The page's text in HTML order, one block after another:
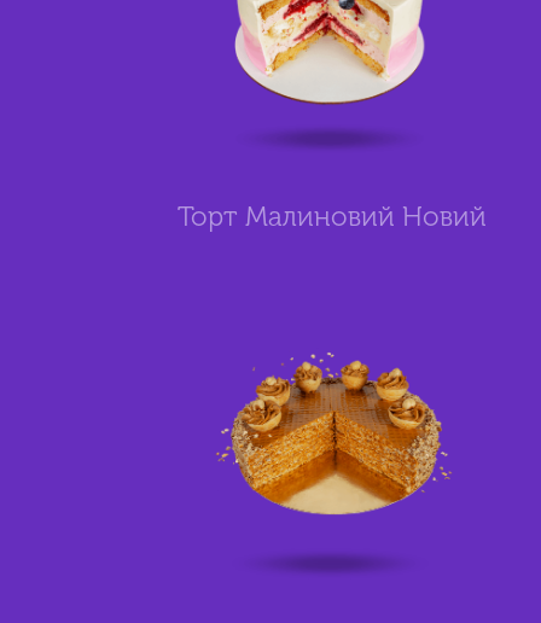
Торт Малиновий Новий